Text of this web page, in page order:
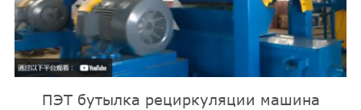
ПЭТ бутылка рециркуляции машина